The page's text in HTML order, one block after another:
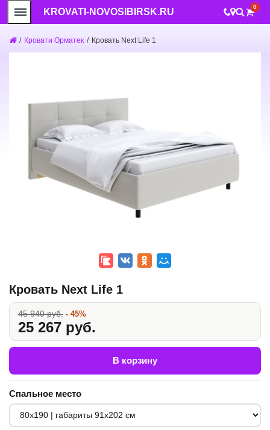
KROVATI-NOVOSIBIRSK.RU 0
/ Кровати Орматек / Кровать Next Life 1
Кровать Next Life 1
45 940 руб. - 45%
25 267 руб.
В корзину
Спальное место